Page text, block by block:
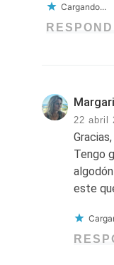
Cargando...
22 abril
Tengo
este